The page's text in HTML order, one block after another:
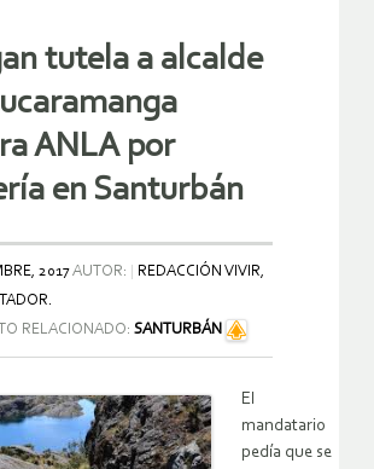
tutela a alcalde
ANLA por
en Santurbán
2017AUTOR:
REDACCIÓN VIVIR,
RELACIONADO: SANTURBÁN
El
mandatario
pedía que se